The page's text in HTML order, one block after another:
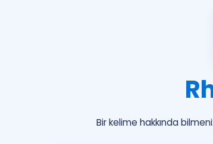
Bir kelime hakkında